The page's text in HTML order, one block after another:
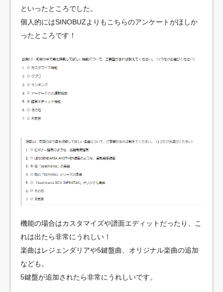
といったところでした。
個人的にはSINOBUZよりもこちらのアンケートがほしか
ったところです！
機能の場合はカスタマイズや譜面エディットだったり、こ
れは出たら非常にうれしい！
楽曲はレジェンダリアや5鍵盤曲、オリジナル楽曲の追加
なども。
5鍵盤が追加されたら非常にうれしいです。